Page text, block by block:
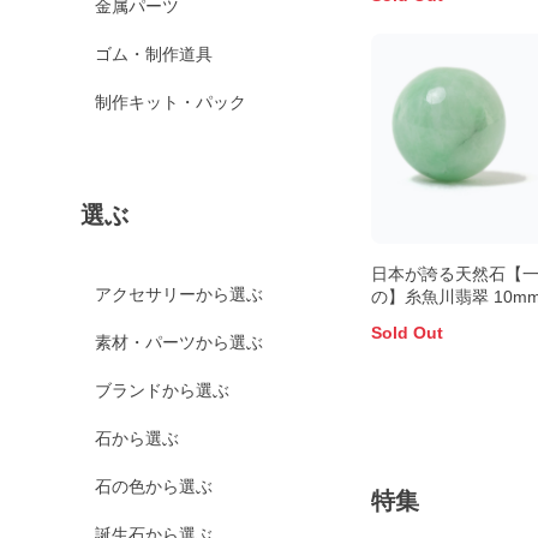
金属パーツ
ゴム・制作道具
制作キット・パック
選ぶ
アクセサリーから選ぶ
素材・パーツから選ぶ
ブランドから選ぶ
石から選ぶ
石の色から選ぶ
日本が誇る天然石【
の】糸魚川翡翠
Sold Out
特集